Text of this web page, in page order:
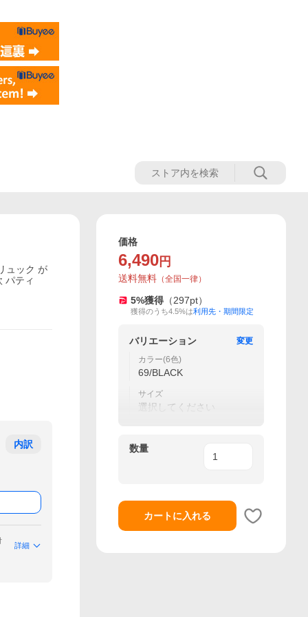
ュック が
パティ
内訳
詳細
価格
6,490 円
送料無料 （全国一律）
5%獲得 （297pt）
獲得のうち4.5%は利用先・期間限定
バリエーション
変更
カラー(6色)
69/BLACK
サイズ
選択してください
数量
カートに入れる